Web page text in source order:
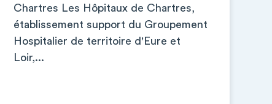
Chartres Les Hôpitaux de Chartres,
établissement support du Groupement
Hospitalier de territoire d'Eure et
Loir,...